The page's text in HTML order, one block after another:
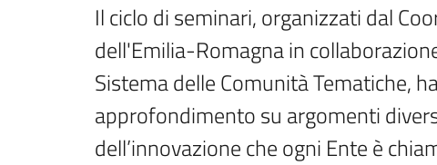
Il ciclo di seminari, organizzati dal
dell'Emilia-Romagna in
Sistema delle Comunità Tematiche,
approfondimento su argomenti
dell’innovazione che ogni Ente è